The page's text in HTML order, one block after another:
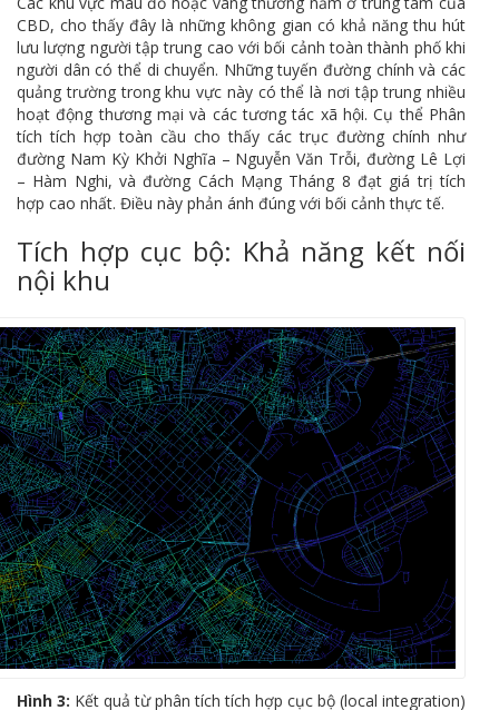
CBD, cho thấy đây là những không gian có khả năng thu hút
lưu lượng người tập trung cao với bối cảnh toàn thành phố khi
người dân có thể di chuyển. Những tuyến đường chính và các
quảng trường trong khu vực này có thể là nơi tập trung nhiều
hoạt động thương mại và các tương tác xã hội. Cụ thể Phân
tích tích hợp toàn cầu cho thấy các trục đường chính như
đường Nam Kỳ Khởi Nghĩa – Nguyễn Văn Trỗi, đường Lê Lợi
– Hàm Nghi, và đường Cách Mạng Tháng 8 đạt giá trị tích
hợp cao nhất. Điều này phản ánh đúng với bối cảnh thực tế.
Tích hợp cục bộ: Khả năng kết nối
nội khu
Hình 3: Kết quả từ phân tích tích hợp cục bộ (local integration)